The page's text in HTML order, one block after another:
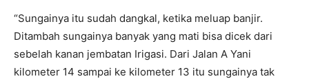
“Sungainya itu sudah dangkal, ketika meluap banjir.
Ditambah sungainya banyak yang mati bisa dicek dari
sebelah kanan jembatan Irigasi. Dari Jalan A Yani
kilometer 14 sampai ke kilometer 13 itu sungainya tak